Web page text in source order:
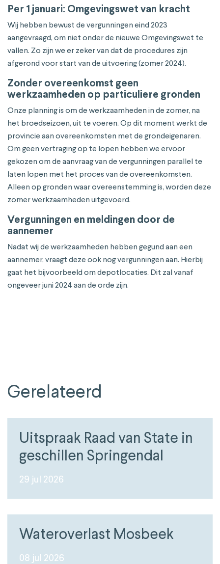
Per 1 januari: Omgevingswet van kracht
Wij hebben bewust de vergunningen eind 2023
aangevraagd, om niet onder de nieuwe Omgevingswet te
vallen. Zo zijn we er zeker van dat de procedures zijn
afgerond voor start van de uitvoering (zomer 2024).
Zonder overeenkomst geen
werkzaamheden op particuliere gronden
Onze planning is om de werkzaamheden in de zomer, na
het broedseizoen, uit te voeren. Op dit moment werkt de
provincie aan overeenkomsten met de grondeigenaren.
Om geen vertraging op te lopen hebben we ervoor
gekozen om de aanvraag van de vergunningen parallel te
laten lopen met het proces van de overeenkomsten.
Alleen op gronden waar overeenstemming is, worden deze
zomer werkzaamheden uitgevoerd.
Vergunningen en meldingen door de
aannemer
Nadat wij de werkzaamheden hebben gegund aan een
aannemer, vraagt deze ook nog vergunningen aan. Hierbij
gaat het bijvoorbeeld om depotlocaties. Dit zal vanaf
ongeveer juni 2024 aan de orde zijn.
Gerelateerd
Uitspraak Raad van State in
geschillen Springendal
29 jul 2026
Wateroverlast Mosbeek
08 jul 2026